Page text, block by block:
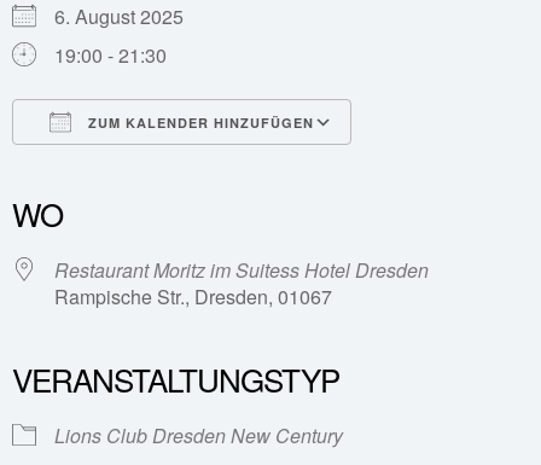
6. August 2025
19:00 - 21:30
ZUM KALENDER HINZUFÜGEN
WO
Restaurant Moritz im Suitess Hotel Dresden
Rampische Str., Dresden, 01067
VERANSTALTUNGSTYP
Lions Club Dresden New Century